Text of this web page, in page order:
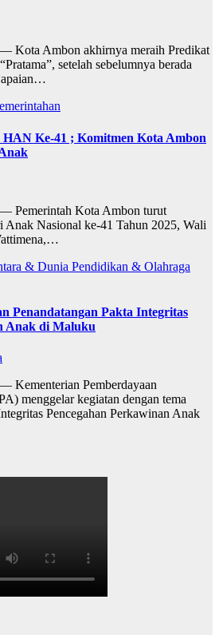
Kota Ambon akhirnya meraih Predikat
setelah sebelumnya berada
Ke-41 ; Komitmen Kota Ambon
Pemerintah Kota Ambon turut
Anak Nasional ke-41 Tahun 2025, Wali
& Dunia Pendidikan & Olahraga
Penandatangan Pakta Integritas
Anak di Maluku
Kementerian Pemberdayaan
menggelar kegiatan dengan tema
Pencegahan Perkawinan Anak